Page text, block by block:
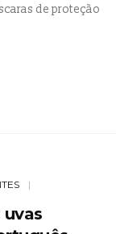
de proteção